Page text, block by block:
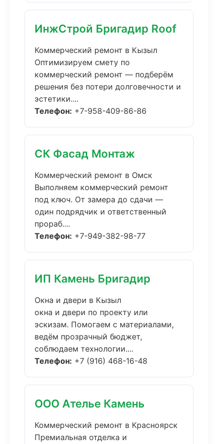
ИнжСтрой Бригадир Roof
Коммерческий ремонт в Кызыл
Оптимизируем смету по
коммерческий ремонт — подберём
решения без потери долговечности и
эстетики....
Телефон: +7-958-409-86-86
СК Фасад Монтаж
Коммерческий ремонт в Омск
Выполняем коммерческий ремонт
под ключ. От замера до сдачи —
один подрядчик и ответственный
прораб....
Телефон: +7-949-382-98-77
ИП Камень Бригадир
Окна и двери в Кызыл
окна и двери по проекту или
эскизам. Помогаем с материалами,
ведём прозрачный бюджет,
соблюдаем технологии....
Телефон: +7 (916) 468-16-48
ООО Ателье Камень
Коммерческий ремонт в Красноярск
Премиальная отделка и